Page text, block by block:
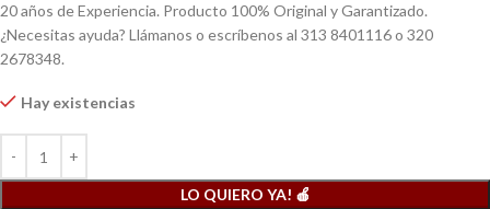
20 años de Experiencia. Producto 100% Original y Garantizado.
¿Necesitas ayuda? Llámanos o escríbenos al 313 8401116 o 320
2678348.
Hay existencias
LO QUIERO YA! 🍎